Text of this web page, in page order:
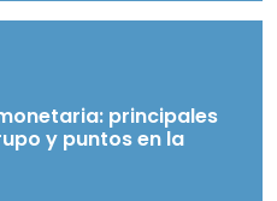
principales
y puntos en la